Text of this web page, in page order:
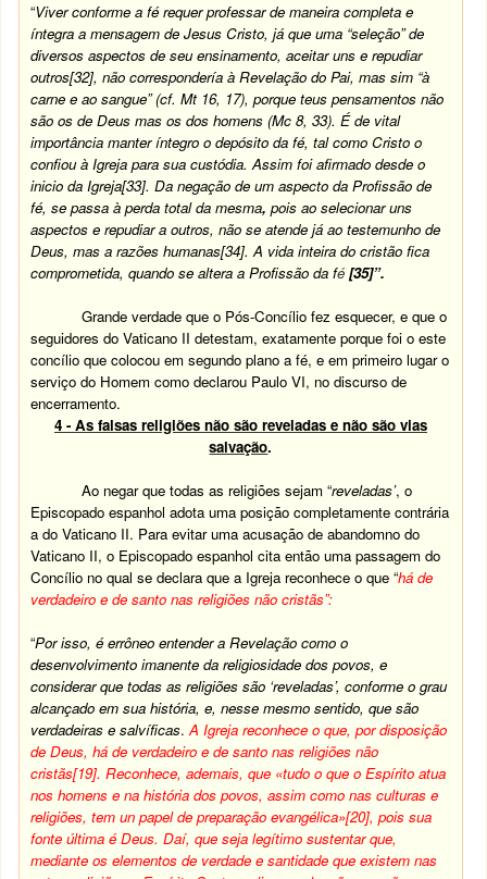
“Viver conforme a fé requer professar de maneira completa e
íntegra a mensagem de Jesus Cristo, já que uma “seleção” de
diversos aspectos de seu ensinamento, aceitar uns e repudiar
outros[32], não correspondería à Revelação do Pai, mas sim “à
carne e ao sangue” (cf. Mt 16, 17), porque teus pensamentos não
são os de Deus mas os dos homens (Mc 8, 33). É de vital
importância manter íntegro o depósito da fé, tal como Cristo o
confiou à Igreja para sua custódia. Assim foi afirmado desde o
inicio da Igreja[33]. Da negação de um aspecto da Profissão de
fé, se passa à perda total da mesma, pois ao selecionar uns
aspectos e repudiar a outros, não se atende já ao testemunho de
Deus, mas a razões humanas[34]. A vida inteira do cristão fica
comprometida, quando se altera a Profissão da fé [35]”.
Grande verdade que o Pós-Concílio fez esquecer, e que o
seguidores do Vaticano II detestam, exatamente porque foi o este
concílio que colocou em segundo plano a fé, e em primeiro lugar o
serviço do Homem como declarou Paulo VI, no discurso de
encerramento.
4 - As falsas religiões não são reveladas e não são vias
salvação.
Ao negar que todas as religiões sejam “reveladas’, o
Episcopado espanhol adota uma posição completamente contrária
a do Vaticano II. Para evitar uma acusação de abandomno do
Vaticano II, o Episcopado espanhol cita então uma passagem do
Concílio no qual se declara que a Igreja reconhece o que “há de
verdadeiro e de santo nas religiões não cristãs”:
“Por isso, é errôneo entender a Revelação como o
desenvolvimento imanente da religiosidade dos povos, e
considerar que todas as religiões são ‘reveladas’, conforme o grau
alcançado em sua história, e, nesse mesmo sentido, que são
verdadeiras e salvíficas.A Igreja reconhece o que, por disposição
de Deus, há de verdadeiro e de santo nas religiões não
cristãs[19]. Reconhece, ademais, que «tudo o que o Espírito atua
nos homens e na história dos povos, assim como nas culturas e
religiões, tem un papel de preparação evangélica»[20], pois sua
fonte última é Deus. Daí, que seja legítimo sustentar que,
mediante os elementos de verdade e santidade que existem nas